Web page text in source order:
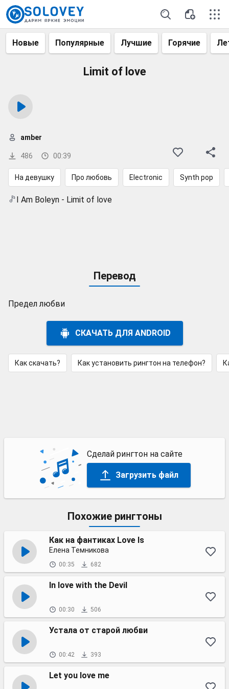
Новые Популярные Лучшие Горячие
Limit of love
486 00:39
amber
На девушку Про любовь Electronic Synth pop
I Am Boleyn - Limit of love
Перевод
Предел любви
СКАЧАТЬ ДЛЯ ANDROID
Как скачать? Как установить рингтон на телефон?
Сделай рингтон на сайте
Загрузить файл
Похожие рингтоны
Как на фантиках Love Is
Елена Темникова
00:35 682
In love with the Devil
00:30 506
Устала от старой любви
00:42 393
Let you love me